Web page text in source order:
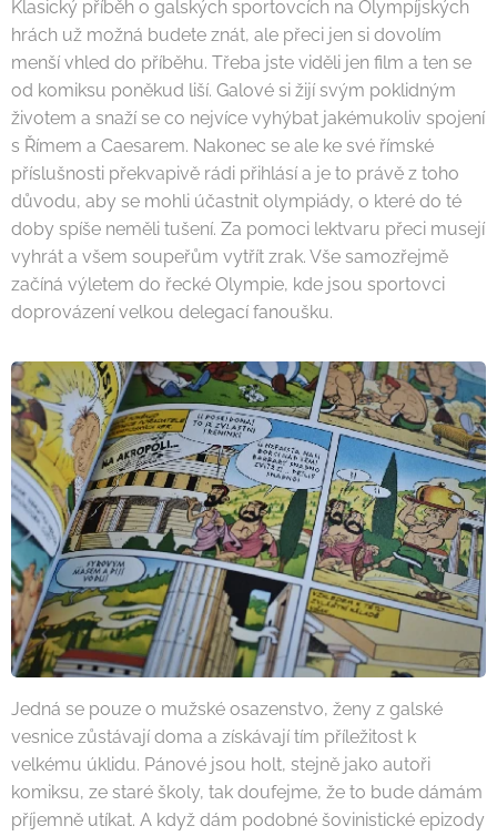
Klasický příběh o galských sportovcích na Olympíjských
hrách už možná budete znát, ale přeci jen si dovolím
menší vhled do příběhu. Třeba jste viděli jen film a ten se
od komiksu poněkud liší. Galové si žijí svým poklidným
životem a snaží se co nejvíce vyhýbat jakémukoliv spojení
s Římem a Caesarem. Nakonec se ale ke své římské
příslušnosti překvapivě rádi přihlásí a je to právě z toho
důvodu, aby se mohli účastnit olympiády, o které do té
doby spíše neměli tušení. Za pomoci lektvaru přeci musejí
vyhrát a všem soupeřům vytřít zrak. Vše samozřejmě
začíná výletem do řecké Olympie, kde jsou sportovci
doprovázení velkou delegací fanoušku.
Jedná se pouze o mužské osazenstvo, ženy z galské
vesnice zůstávají doma a získávají tím příležitost k
velkému úklidu. Pánové jsou holt, stejně jako autoři
komiksu, ze staré školy, tak doufejme, že to bude dámám
příjemně utíkat. A když dám podobné šovinistické epizody